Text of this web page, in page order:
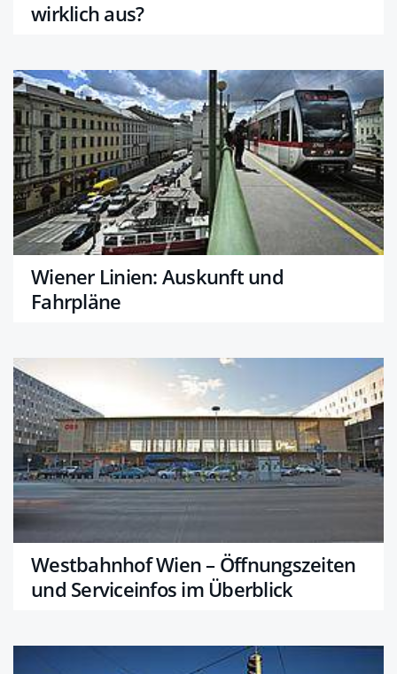
wirklich aus?
Wiener Linien: Auskunft und
Fahrpläne
Westbahnhof Wien – Öffnungszeiten
und Serviceinfos im Überblick